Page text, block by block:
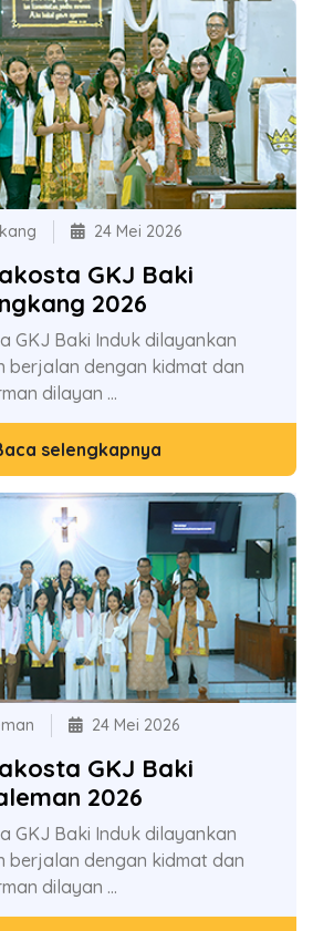
24 Mei 2026
GKJ Baki
2026
GKJ Baki Induk dilayankan
berjalan dengan kidmat dan
dilayan ...
selengkapnya
24 Mei 2026
GKJ Baki
2026
GKJ Baki Induk dilayankan
berjalan dengan kidmat dan
dilayan ...